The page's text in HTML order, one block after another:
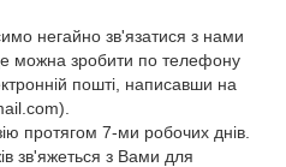
негайно зв'язатися з нами
можна зробити по телефону
пошті, написавши на
протягом 7-ми робочих днів.
зв'яжеться з Вами для